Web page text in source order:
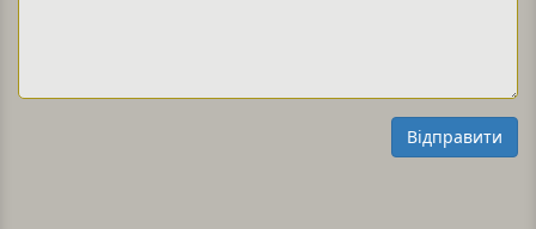
Відправити